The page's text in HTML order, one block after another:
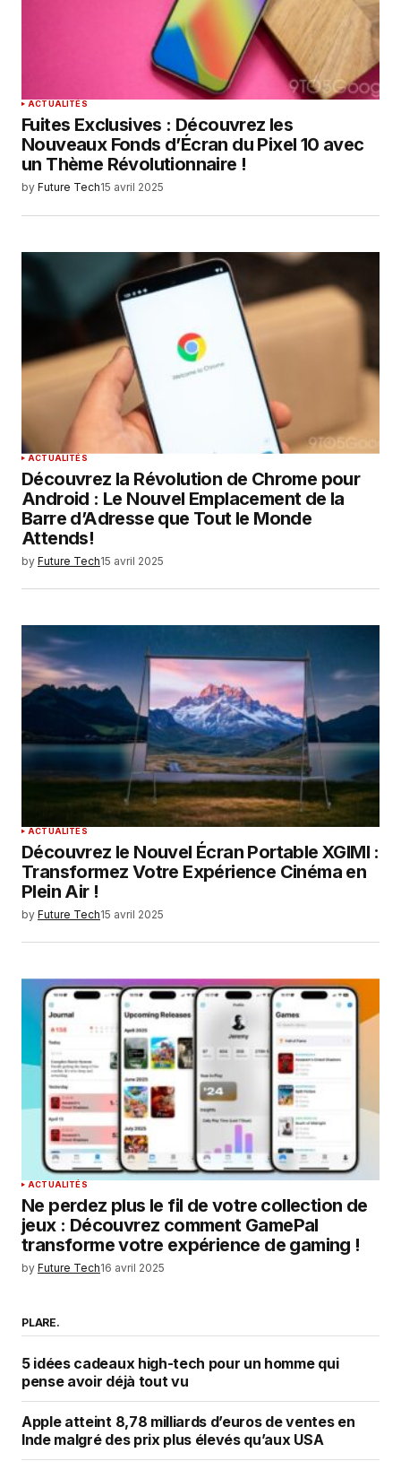
ACTUALITÉS
Fuites Exclusives : Découvrez les
Nouveaux Fonds d’Écran du Pixel 10 avec
un Thème Révolutionnaire !
by Future Tech15 avril 2025
ACTUALITÉS
Découvrez la Révolution de Chrome pour
Android : Le Nouvel Emplacement de la
Barre d’Adresse que Tout le Monde
Attends!
by Future Tech15 avril 2025
ACTUALITÉS
Découvrez le Nouvel Écran Portable XGIMI :
Transformez Votre Expérience Cinéma en
Plein Air !
by Future Tech15 avril 2025
ACTUALITÉS
Ne perdez plus le fil de votre collection de
jeux : Découvrez comment GamePal
transforme votre expérience de gaming !
by Future Tech16 avril 2025
PLARE.
5 idées cadeaux high-tech pour un homme qui
pense avoir déjà tout vu
Apple atteint 8,78 milliards d’euros de ventes en
Inde malgré des prix plus élevés qu’aux USA